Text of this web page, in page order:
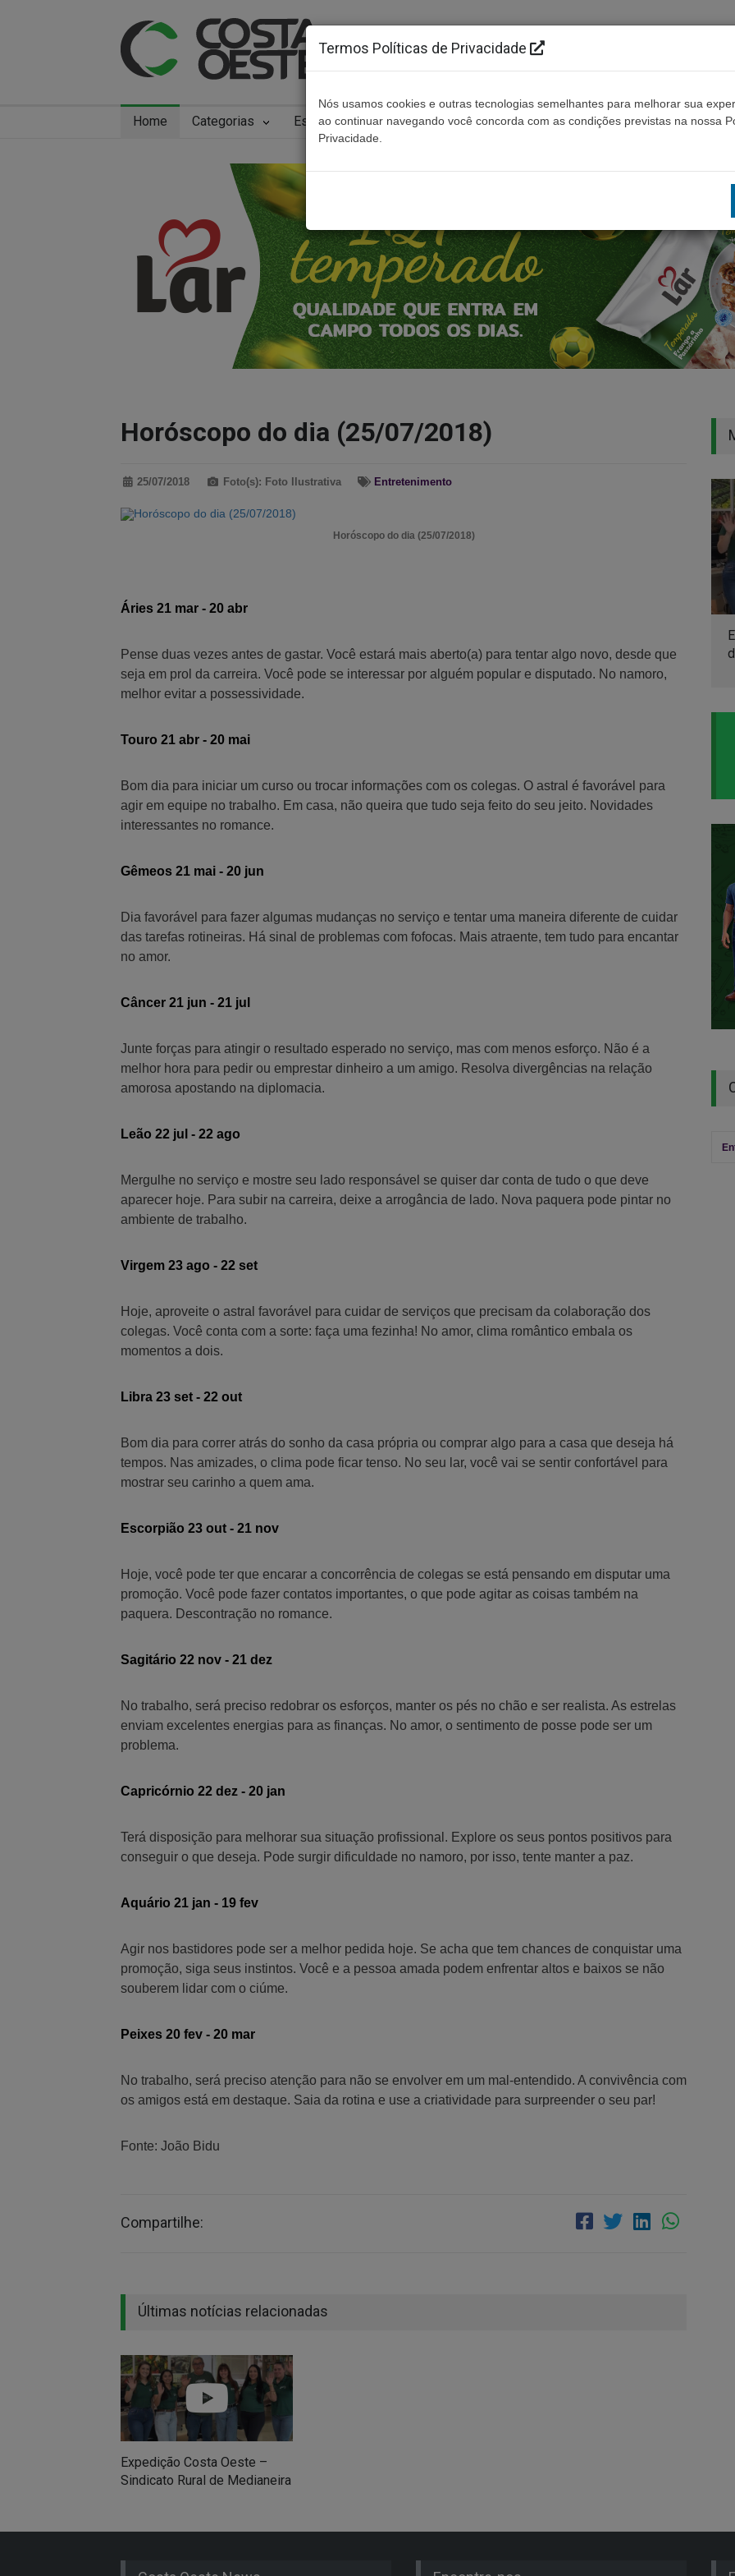
Home Categorias Especiais Cidades Ouça ao vivo Contato Não
Horóscopo do dia (25/07/2018)
25/07/2018 Foto(s): Foto Ilustrativa Entretenimento
Horóscopo do dia (25/07/2018)
Áries 21 mar - 20 abr
Pense duas vezes antes de gastar. Você estará mais aberto(a) para tentar algo novo, desde que
seja em prol da carreira. Você pode se interessar por alguém popular e disputado. No namoro,
melhor evitar a possessividade.
Touro 21 abr - 20 mai
Bom dia para iniciar um curso ou trocar informações com os colegas. O astral é favorável para
agir em equipe no trabalho. Em casa, não queira que tudo seja feito do seu jeito. Novidades
interessantes no romance.
Gêmeos 21 mai - 20 jun
Dia favorável para fazer algumas mudanças no serviço e tentar uma maneira diferente de cuidar
das tarefas rotineiras. Há sinal de problemas com fofocas. Mais atraente, tem tudo para encantar
no amor.
Câncer 21 jun - 21 jul
Junte forças para atingir o resultado esperado no serviço, mas com menos esforço. Não é a
melhor hora para pedir ou emprestar dinheiro a um amigo. Resolva divergências na relação
amorosa apostando na diplomacia.
Leão 22 jul - 22 ago
Mergulhe no serviço e mostre seu lado responsável se quiser dar conta de tudo o que deve
aparecer hoje. Para subir na carreira, deixe a arrogância de lado. Nova paquera pode pintar no
ambiente de trabalho.
Virgem 23 ago - 22 set
Hoje, aproveite o astral favorável para cuidar de serviços que precisam da colaboração dos
colegas. Você conta com a sorte: faça uma fezinha! No amor, clima romântico embala os
momentos a dois.
Libra 23 set - 22 out
Bom dia para correr atrás do sonho da casa própria ou comprar algo para a casa que deseja há
tempos. Nas amizades, o clima pode ficar tenso. No seu lar, você vai se sentir confortável para
mostrar seu carinho a quem ama.
Escorpião 23 out - 21 nov
Hoje, você pode ter que encarar a concorrência de colegas se está pensando em disputar uma
promoção. Você pode fazer contatos importantes, o que pode agitar as coisas também na
paquera. Descontração no romance.
Sagitário 22 nov - 21 dez
No trabalho, será preciso redobrar os esforços, manter os pés no chão e ser realista. As estrelas
enviam excelentes energias para as finanças. No amor, o sentimento de posse pode ser um
problema.
Capricórnio 22 dez - 20 jan
Terá disposição para melhorar sua situação profissional. Explore os seus pontos positivos para
conseguir o que deseja. Pode surgir dificuldade no namoro, por isso, tente manter a paz.
Aquário 21 jan - 19 fev
Agir nos bastidores pode ser a melhor pedida hoje. Se acha que tem chances de conquistar uma
promoção, siga seus instintos. Você e a pessoa amada podem enfrentar altos e baixos se não
souberem lidar com o ciúme.
Peixes 20 fev - 20 mar
No trabalho, será preciso atenção para não se envolver em um mal-entendido. A convivência com
os amigos está em destaque. Saia da rotina e use a criatividade para surpreender o seu par!
Fonte: João Bidu
Compartilhe:
Últimas notícias relacionadas
Expedição Costa Oeste –
Sindicato Rural de Medianeira
Termos Políticas de Privacidade
Nós usamos cookies e outras tecnologias semelhantes para melhorar sua
ao continuar navegando você concorda com as condições previstas na nossa
Privacidade.